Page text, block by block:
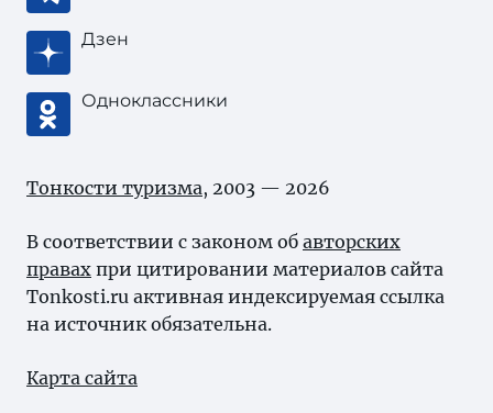
Дзен
Одноклассники
Тонкости туризма, 2003 — 2026
В соответствии с законом об авторских
правах при цитировании материалов сайта
Tonkosti.ru активная индексируемая ссылка
на источник обязательна.
Карта сайта